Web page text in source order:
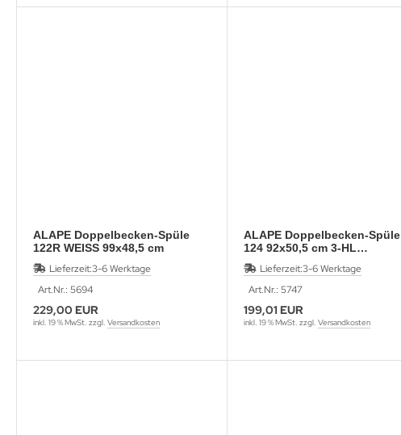
ALAPE Doppelbecken-Spüle
122R WEISS 99x48,5 cm
Lieferzeit:3-6 Werktage
Art.Nr.: 5694
229,00 EUR
inkl. 19 % MwSt. zzgl. Versandkosten
ALAPE Doppelbecken-Spüle
124 92x50,5 cm 3-HL
BAHAMABEIGE
Lieferzeit:3-6 Werktage
Art.Nr.: 5747
199,01 EUR
inkl. 19 % MwSt. zzgl. Versandkosten